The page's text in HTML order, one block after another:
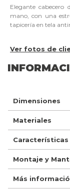
Elegante cabecero
mano, con una
tapicería en tela
Ver fotos de
Dimensiones
Materiales
Características
Montaje y
Más